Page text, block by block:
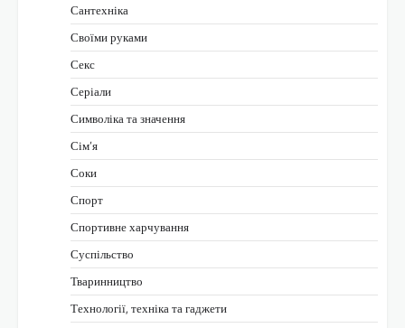
Сантехніка
Своїми руками
Секс
Серіали
Символіка та значення
Сім’я
Соки
Спорт
Спортивне харчування
Суспільство
Тваринництво
Технології, техніка та гаджети